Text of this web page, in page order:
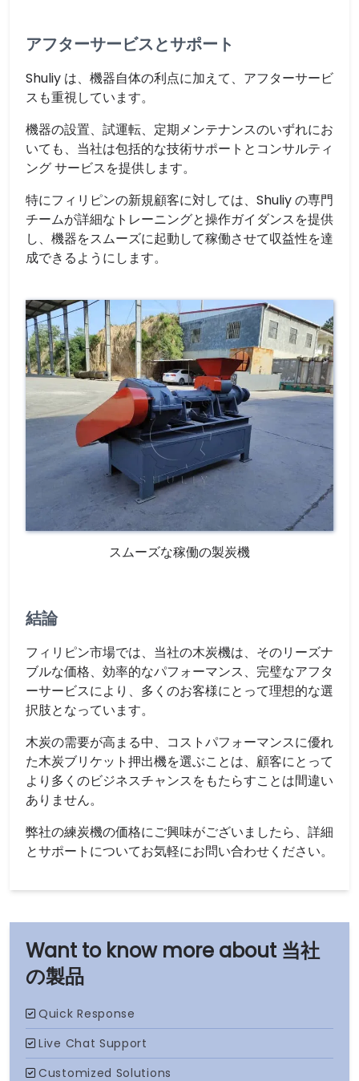
当社
の製品
アフターサービスとサポート
Shuliy は、機器自体の利点に加えて、アフターサービ
スも重視しています。
機器の設置、試運転、定期メンテナンスのいずれにお
いても、当社は包括的な技術サポートとコンサルティ
ング サービスを提供します。
特にフィリピンの新規顧客に対しては、Shuliy の専門
チームが詳細なトレーニングと操作ガイダンスを提供
し、機器をスムーズに起動して稼働させて収益性を達
成できるようにします。
スムーズな稼働の製炭機
結論
フィリピン市場では、当社の木炭機は、そのリーズナ
ブルな価格、効率的なパフォーマンス、完璧なアフタ
ーサービスにより、多くのお客様にとって理想的な選
択肢となっています。
木炭の需要が高まる中、コストパフォーマンスに優れ
た木炭ブリケット押出機を選ぶことは、顧客にとって
より多くのビジネスチャンスをもたらすことは間違い
ありません。
弊社の練炭機の価格にご興味がございましたら、詳細
とサポートについてお気軽にお問い合わせください。